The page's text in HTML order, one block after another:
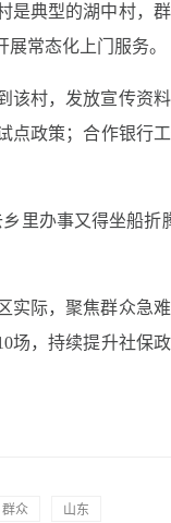
是典型的湖中村，
常态化上门服务。
该村，发放宣传资
点政策；合作银行
里办事又得坐船
实际，聚焦群众急
场，持续提升社保
群众 山东